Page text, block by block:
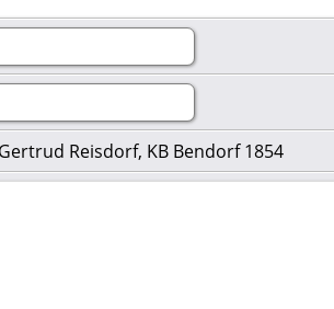
Reisdorf, KB Bendorf 1854